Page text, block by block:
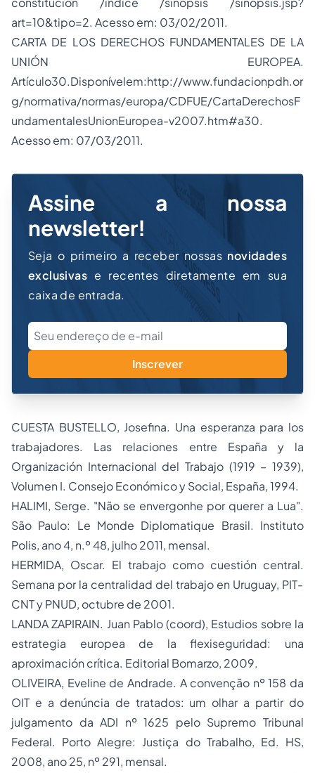
art=10&tipo=2. Acesso em: 03/02/2011.
CARTA DE LOS DERECHOS FUNDAMENTALES DE LA
UNIÓN EUROPEA.
Artículo30.Disponívelem:http://www.fundacionpdh.or
g/normativa/normas/europa/CDFUE/CartaDerechosF
undamentalesUnionEuropea-v2007.htm#a30.
Acesso em: 07/03/2011.
Assine a nossa
newsletter!
Seja o primeiro a receber nossas novidades
exclusivas e recentes diretamente em sua
caixa de entrada.
Inscrever
CUESTA BUSTELLO, Josefina. Una esperanza para los
trabajadores. Las relaciones entre España y la
Organización Internacional del Trabajo (1919 – 1939),
Volumen I. Consejo Económico y Social, España, 1994.
HALIMI, Serge. "Não se envergonhe por querer a Lua".
São Paulo: Le Monde Diplomatique Brasil. Instituto
Polis, ano 4, n.º 48, julho 2011, mensal.
HERMIDA, Oscar. El trabajo como cuestión central.
Semana por la centralidad del trabajo en Uruguay, PIT-
CNT y PNUD, octubre de 2001.
LANDA ZAPIRAIN. Juan Pablo (coord), Estudios sobre la
estrategia europea de la flexiseguridad: una
aproximación crítica. Editorial Bomarzo, 2009.
OLIVEIRA, Eveline de Andrade. A convenção nº 158 da
OIT e a denúncia de tratados: um olhar a partir do
julgamento da ADI nº 1625 pelo Supremo Tribunal
Federal. Porto Alegre: Justiça do Trabalho, Ed. HS,
2008, ano 25, nº 291, mensal.